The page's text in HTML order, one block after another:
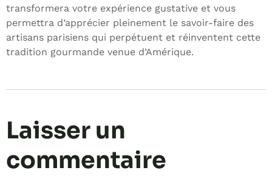
transformera votre expérience gustative et vous
permettra d’apprécier pleinement le savoir-faire des
artisans parisiens qui perpétuent et réinventent cette
tradition gourmande venue d’Amérique.
Laisser un
commentaire